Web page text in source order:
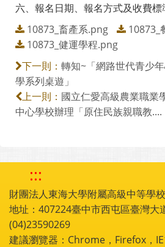
六、報名日期、報名方式及收費標
10873_畜產系.png
10873_
10873_健運學程.png
下一則： 轉知~「網路世代青少
學系列桌遊」
上一則： 國立仁愛高級農業職業
中心學校辦理「原住民族親職教....
:::
財團法人東海大學附屬高級中等學校
地址：407224臺中市西屯區臺灣大
(04)23590269
建議瀏覽器：Chrome，Firefox，